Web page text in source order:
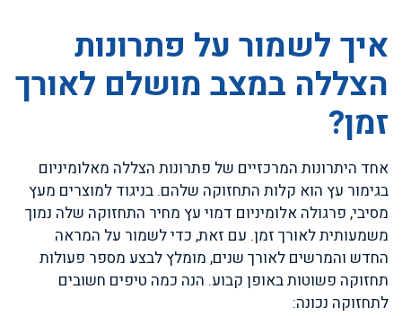
איך לשמור על פתרונות
הצללה במצב מושלם לאורך
זמן?
אחד היתרונות המרכזיים של פתרונות הצללה מאלומיניום
בגימור עץ הוא קלות התחזוקה שלהם. בניגוד למוצרים מעץ
מסיבי, פרגולה אלומיניום דמוי עץ מחיר התחזוקה שלה נמוך
משמעותית לאורך זמן. עם זאת, כדי לשמור על המראה
החדש והמרשים לאורך שנים, מומלץ לבצע מספר פעולות
תחזוקה פשוטות באופן קבוע. הנה כמה טיפים חשובים
לתחזוקה נכונה: